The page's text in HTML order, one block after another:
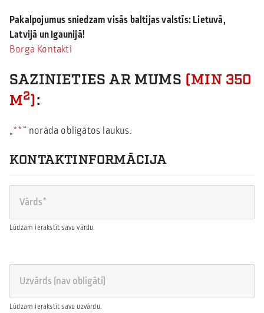
Pakalpojumus sniedzam visās baltijas valstīs:Lietuvā,
Latvijā un Igaunijā!
Borga Kontakti
SAZINIETIES AR MUMS (MIN 350
M2):
„* “ norāda obligātos laukus.
KONTAKTINFORMĀCIJA
Lūdzam ierakstīt savu vārdu.
Lūdzam ierakstīt savu uzvārdu.